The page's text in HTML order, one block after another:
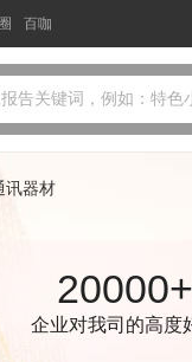
百咖
告关键词，例如：特色
讯器材
20000+
企业对我司的高度